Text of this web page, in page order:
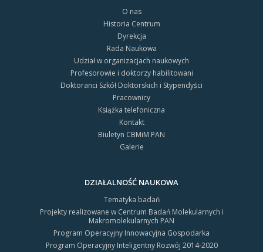
O nas
Historia Centrum
Dyrekcja
Rada Naukowa
Udział w organizacjach naukowych
Profesorowie i doktorzy habilitowani
Doktoranci Szkół Doktorskich i Stypendyści
Pracownicy
Książka telefoniczna
Kontakt
Biuletyn CBMiM PAN
Galerie
DZIAŁALNOŚĆ NAUKOWA
Tematyka badań
Projekty realizowane w Centrum Badań Molekularnych i
Makromolekularnych PAN
Program Operacyjny Innowacyjna Gospodarka
Program Operacyjny Inteligentny Rozwój 2014-2020